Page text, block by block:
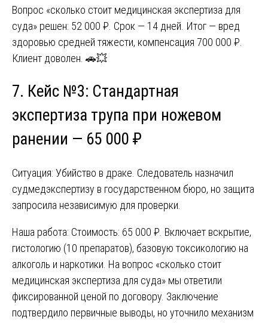
Вопрос «сколько стоит медицинская экспертиза для
суда» решен: 52 000 ₽. Срок — 14 дней. Итог — вред
здоровью средней тяжести, компенсация 700 000 ₽.
Клиент доволен. 🚗💥
7. Кейс №3: Стандартная
экспертиза трупа при ножевом
ранении — 65 000 ₽
Ситуация: Убийство в драке. Следователь назначил
судмедэкспертизу в государственном бюро, но защита
запросила независимую для проверки.
Наша работа: Стоимость: 65 000 ₽. Включает вскрытие,
гистологию (10 препаратов), базовую токсикологию на
алкоголь и наркотики. На вопрос «сколько стоит
медицинская экспертиза для суда» мы ответили
фиксированной ценой по договору. Заключение
подтвердило первичные выводы, но уточнило механизм